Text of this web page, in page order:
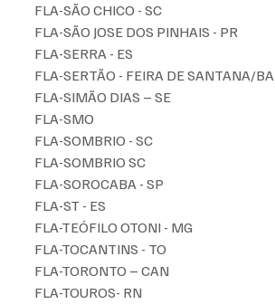
FLA-SÃO CHICO - SC
FLA-SÃO JOSE DOS PINHAIS - PR
FLA-SERRA - ES
FLA-SERTÃO - FEIRA DE SANTANA/BA
FLA-SIMÃO DIAS – SE
FLA-SMO
FLA-SOMBRIO - SC
FLA-SOMBRIO SC
FLA-SOROCABA - SP
FLA-ST - ES
FLA-TEÓFILO OTONI - MG
FLA-TOCANTINS - TO
FLA-TORONTO – CAN
FLA-TOUROS- RN